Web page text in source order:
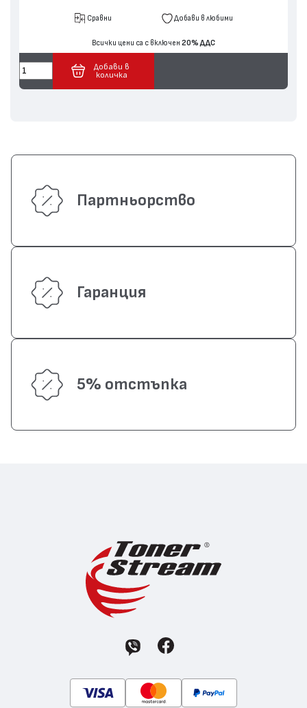
Сравни Добави в любими
Всички цени са с включен 20% ДДС
Добави в
количка
Партньорство
Гаранция
5% отстъпка